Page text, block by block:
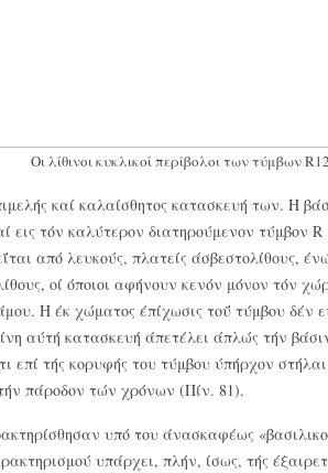
Οι λίθινοι κυκλικοί περίβολοι των τύμβων
καί καλαίσθητος κατασκευή των. Η
εις τόν καλύτερον διατηρούμενον τύμβον
από λευκούς, πλατείς άσβεστολίθους,
οί όποιοι αφήνουν κενόν μόνον τόν
Η έκ χώματος έπίχωσις τοΰ τύμβου δέν
αύτή κατασκευή άπετέλει άπλώς τήν
επί τής κορυφής του τύμβου ύπήρχον
πάροδον τών χρόνων (Πίν. 81).
υπό του άνασκαφέως
υπάρχει, πλήν, ίσως, τής